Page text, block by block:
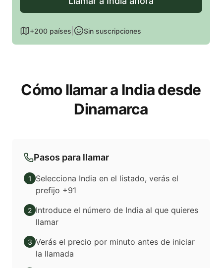
+200 países Sin suscripciones
Cómo llamar a India desde
Dinamarca
Pasos para llamar
1
Selecciona India en el listado, verás el
prefijo +91
2 Introduce el número de India al que quieres
llamar
3 Verás el precio por minuto antes de iniciar
la llamada